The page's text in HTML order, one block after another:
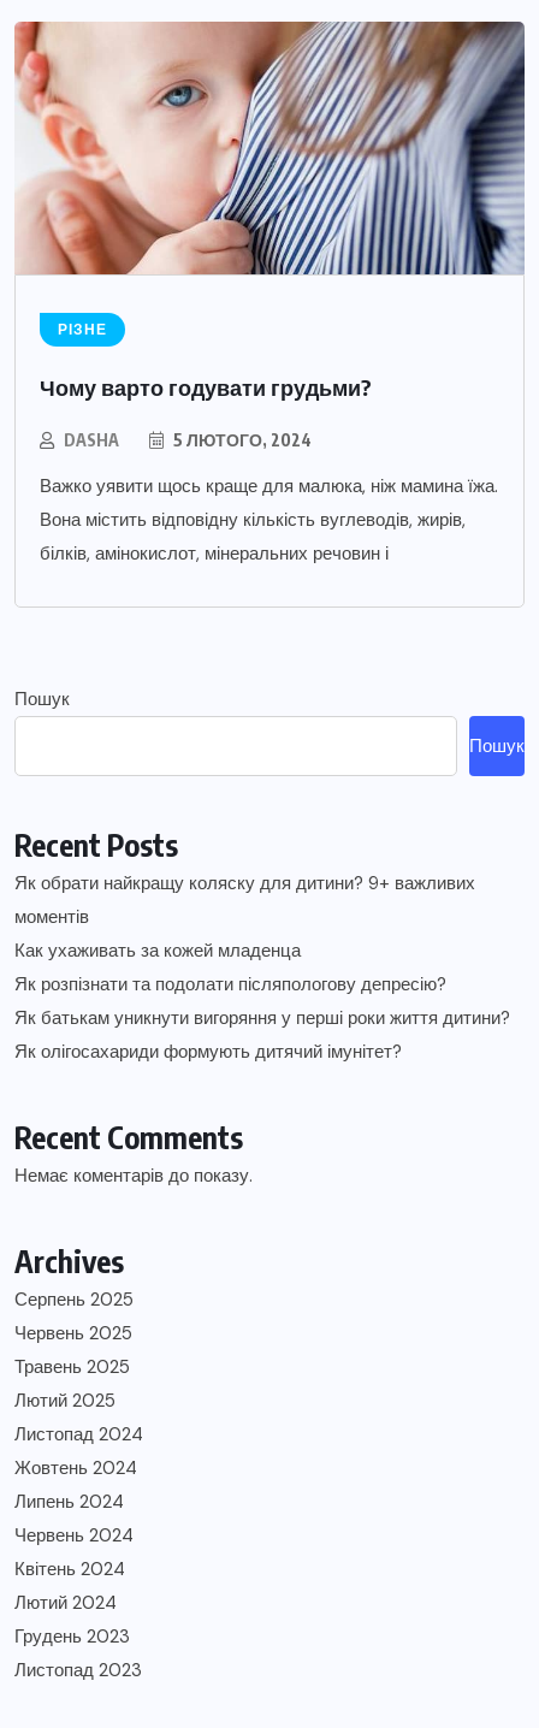
РІЗНЕ
Чому варто годувати грудьми?
DASHA 5 ЛЮТОГО, 2024
Важко уявити щось краще для малюка, ніж мамина їжа.
Вона містить відповідну кількість вуглеводів, жирів,
білків, амінокислот, мінеральних речовин і
Пошук
Пошук
Recent Posts
Як обрати найкращу коляску для дитини? 9+ важливих
моментів
Как ухаживать за кожей младенца
Як розпізнати та подолати післяпологову депресію?
Як батькам уникнути вигоряння у перші роки життя дитини?
Як олігосахариди формують дитячий імунітет?
Recent Comments
Немає коментарів до показу.
Archives
Серпень 2025
Червень 2025
Травень 2025
Лютий 2025
Листопад 2024
Жовтень 2024
Липень 2024
Червень 2024
Квітень 2024
Лютий 2024
Грудень 2023
Листопад 2023